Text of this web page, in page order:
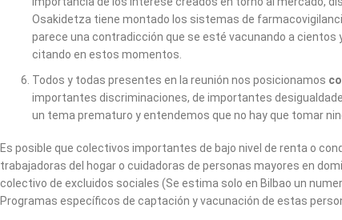
Osakidetza tiene montado los sistemas de
parece una contradicción que se esté vacunando a
citando en estos momentos.
Todos y todas presentes en la reunión nos posicionamos
importantes discriminaciones, de importantes
un tema prematuro y entendemos que no hay que tomar
Es posible que colectivos importantes de bajo nivel de renta o
trabajadoras del hogar o cuidadoras de personas mayores en
colectivo de excluidos sociales (Se estima solo en Bilbao un
Programas específicos de captación y vacunación de estas